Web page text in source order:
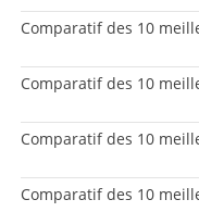
Comparatif des 10
Comparatif des 10
Comparatif des 10
Comparatif des 10